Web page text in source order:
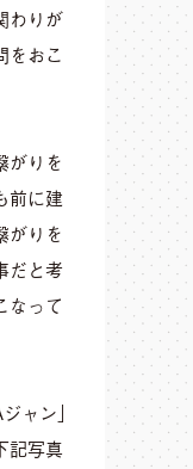
わりが
をおこ
がりを
前に建
がりを
だと考
なって
ャン」
記写真